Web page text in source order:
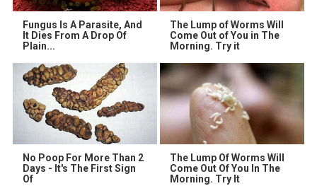
Fungus Is A Parasite, And
It Dies From A Drop Of
Plain...
The Lump of Worms Will
Come Out of You in The
Morning. Try it
No Poop For More Than 2
Days - It's The First Sign
Of
The Lump Of Worms Will
Come Out Of You In The
Morning. Try It